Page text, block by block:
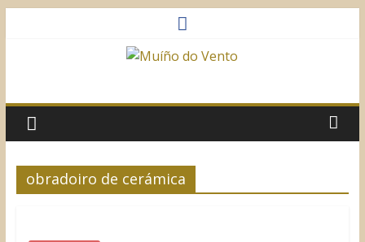
do
Vento
obradoiro de cerámica